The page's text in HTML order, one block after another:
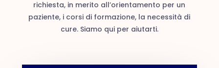
richiesta, in merito all’orientamento per un
paziente, i corsi di formazione, la necessità di
cure. Siamo qui per aiutarti.